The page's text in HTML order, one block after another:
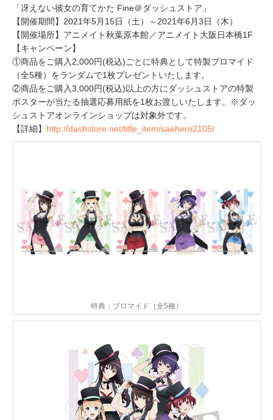
「冴えない彼女の育てかた Fine＠ダッシュストア」
【開催期間】2021年5月15日（土）～2021年6月3日（木）
【開催場所】アニメイト秋葉原本館／アニメイト大阪日本橋1F
【キャンペーン】
①商品をご購入2,000円(税込)ごとに特典として特製ブロマイド
（全5種）をランダムで1枚プレゼントいたします。
②商品をご購入3,000円(税込)以上の方にダッシュストアの特製
ポスターが当たる抽選応募用紙を1枚お渡しいたします。※ダッ
シュストアオンラインショップは対象外です。
【詳細】 http://dashstore.net/title_item/saehero2105/
特典：ブロマイド（全5種）